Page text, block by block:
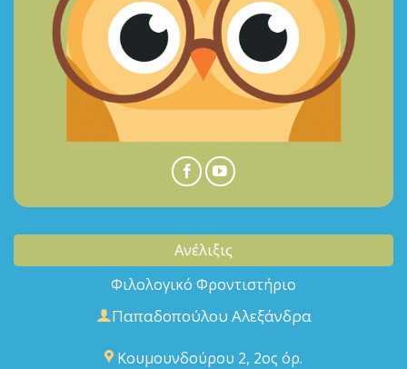
Ανέλιξις
Φιλολογικό Φροντιστήριο
Παπαδοπούλου Αλεξάνδρα
Κουμουνδούρου 2, 2ος όρ.